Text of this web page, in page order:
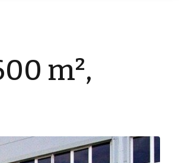
m²,